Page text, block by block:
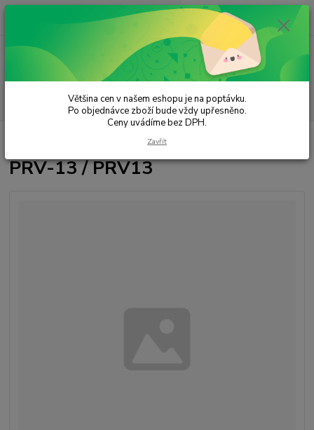
ks
za 0,00 Kč
PRV-13 / PRV13
PRV-13 / PRV13
Většina cen v našem eshopu je na poptávku.
Po objednávce zboží bude vždy upřesněno.
Ceny uvádíme bez DPH.
Zavřít